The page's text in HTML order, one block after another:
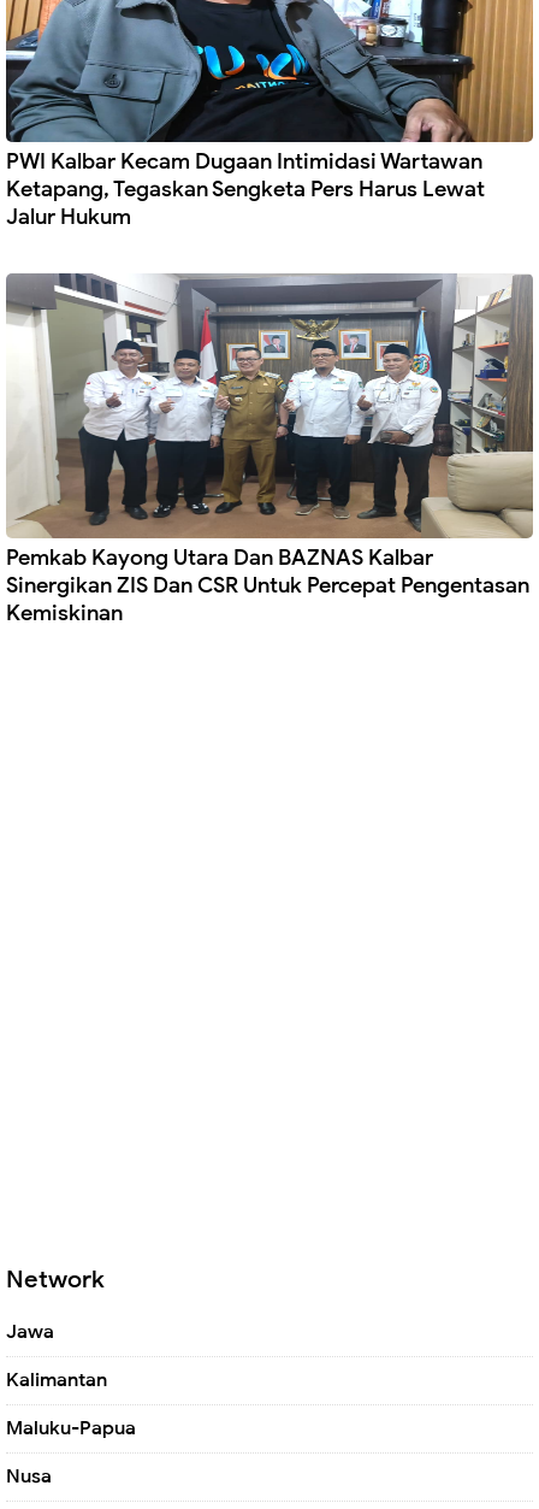
PWI Kalbar Kecam Dugaan Intimidasi Wartawan
Ketapang, Tegaskan Sengketa Pers Harus Lewat
Jalur Hukum
Pemkab Kayong Utara Dan BAZNAS Kalbar
Sinergikan ZIS Dan CSR Untuk Percepat Pengentasan
Kemiskinan
Network
Jawa
Kalimantan
Maluku-Papua
Nusa